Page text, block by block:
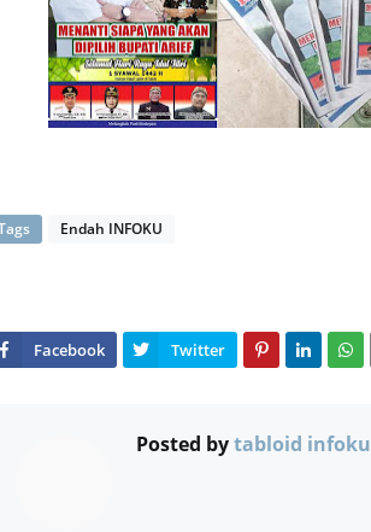
Endah INFOKU
Posted bytabloid infoku